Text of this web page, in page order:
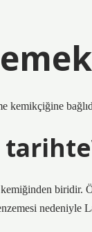
kemikçiğine
biridir.
nedeniyle